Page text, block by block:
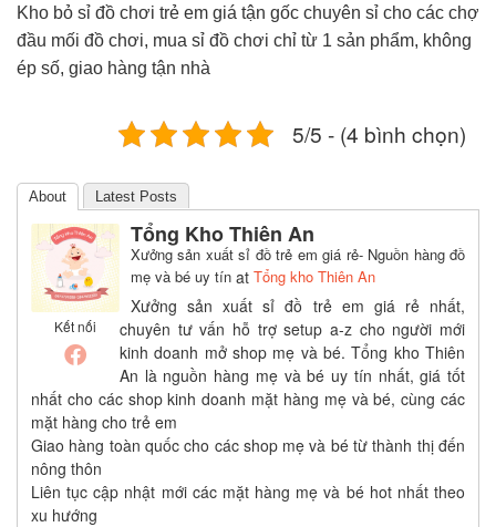
Kho bỏ sỉ đồ chơi trẻ em giá tận gốc chuyên sỉ cho các chợ
đầu mối đồ chơi, mua sỉ đồ chơi chỉ từ 1 sản phẩm, không
ép số, giao hàng tận nhà
5/5 - (4 bình chọn)
About Latest Posts
Kết nối
Tổng Kho Thiên An
Xưởng sản xuất sỉ đồ trẻ em giá rẻ- Nguồn hàng đồ
mẹ và bé uy tín at Tổng kho Thiên An
Xưởng sản xuất sỉ đồ trẻ em giá rẻ nhất,
chuyên tư vấn hỗ trợ setup a-z cho người mới
kinh doanh mở shop mẹ và bé. Tổng kho Thiên
An là nguồn hàng mẹ và bé uy tín nhất, giá tốt
nhất cho các shop kinh doanh mặt hàng mẹ và bé, cùng các
mặt hàng cho trẻ em
Giao hàng toàn quốc cho các shop mẹ và bé từ thành thị đến
nông thôn
Liên tục cập nhật mới các mặt hàng mẹ và bé hot nhất theo
xu hướng